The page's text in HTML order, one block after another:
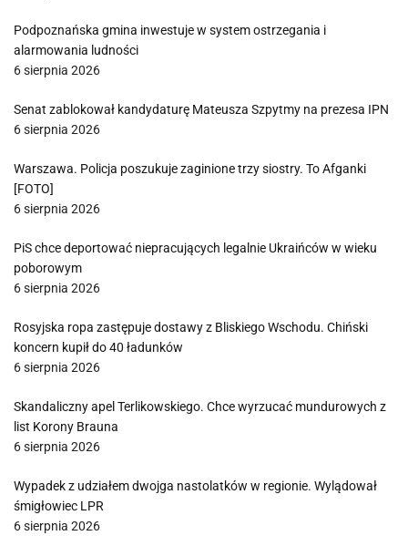
Podpoznańska gmina inwestuje w system ostrzegania i
alarmowania ludności
6 sierpnia 2026
Senat zablokował kandydaturę Mateusza Szpytmy na prezesa IPN
6 sierpnia 2026
Warszawa. Policja poszukuje zaginione trzy siostry. To Afganki
[FOTO]
6 sierpnia 2026
PiS chce deportować niepracujących legalnie Ukraińców w wieku
poborowym
6 sierpnia 2026
Rosyjska ropa zastępuje dostawy z Bliskiego Wschodu. Chiński
koncern kupił do 40 ładunków
6 sierpnia 2026
Skandaliczny apel Terlikowskiego. Chce wyrzucać mundurowych z
list Korony Brauna
6 sierpnia 2026
Wypadek z udziałem dwojga nastolatków w regionie. Wylądował
śmigłowiec LPR
6 sierpnia 2026